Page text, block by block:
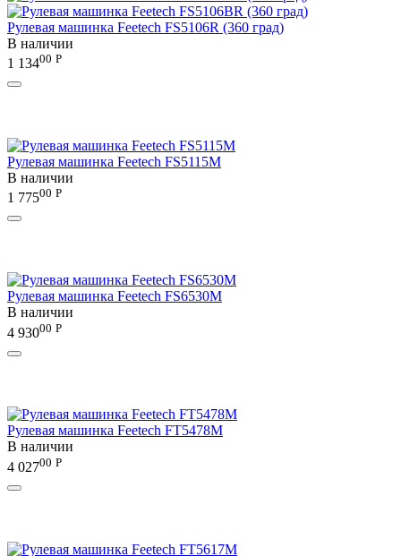
Рулевая машинка Feetech FS5106R (360 град)
В наличии
1 13400 Р
Рулевая машинка Feetech FS5115M
В наличии
1 77500 Р
Рулевая машинка Feetech FS6530M
В наличии
4 93000 Р
Рулевая машинка Feetech FT5478M
В наличии
4 02700 Р